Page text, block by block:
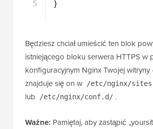
5
}
Będziesz chciał umieścić ten blok
istniejącego bloku serwera HTTPS w
konfiguracyjnym Nginx Twojej witryny
znajduje się on w
/etc/nginx/
lub /etc/nginx/conf.d/ .
Ważne: Pamiętaj, aby zastąpić